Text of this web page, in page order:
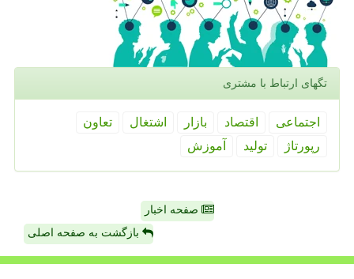
تگهای ارتباط با مشتری
اجتماعی اقتصاد بازار اشتغال
تعاون
رپورتاژ
تولید آموزش
صفحه اخبار
بازگشت به صفحه اصلی